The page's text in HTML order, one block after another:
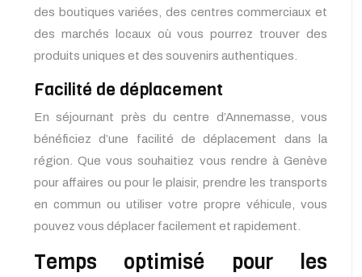
des boutiques variées, des centres commerciaux et
des marchés locaux où vous pourrez trouver des
produits uniques et des souvenirs authentiques.
Facilité de déplacement
En séjournant près du centre d’Annemasse, vous
bénéficiez d’une facilité de déplacement dans la
région. Que vous souhaitiez vous rendre à Genève
pour affaires ou pour le plaisir, prendre les transports
en commun ou utiliser votre propre véhicule, vous
pouvez vous déplacer facilement et rapidement.
Temps optimisé pour les